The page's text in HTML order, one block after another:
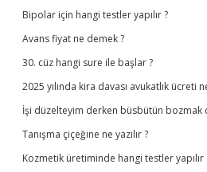
Bipolar için hangi testler yapılır ?
Avans fiyat ne demek ?
30. cüz hangi sure ile başlar ?
2025 yılında kira davası avukatlık ücreti
İşi düzelteyim derken büsbütün bozmak
Tanışma çiçeğine ne yazılır ?
Kozmetik üretiminde hangi testler yapılır